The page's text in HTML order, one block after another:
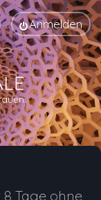
Anmelden
Tage ohne